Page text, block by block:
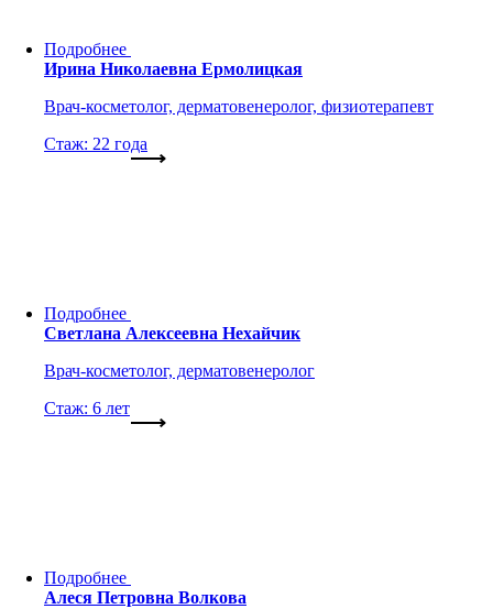
Подробнее
Ирина Николаевна Ермолицкая
Врач-косметолог, дерматовенеролог, физиотерапевт
Стаж: 22 года
Подробнее
Светлана Алексеевна Нехайчик
Врач-косметолог, дерматовенеролог
Стаж: 6 лет
Подробнее
Алеся Петровна Волкова